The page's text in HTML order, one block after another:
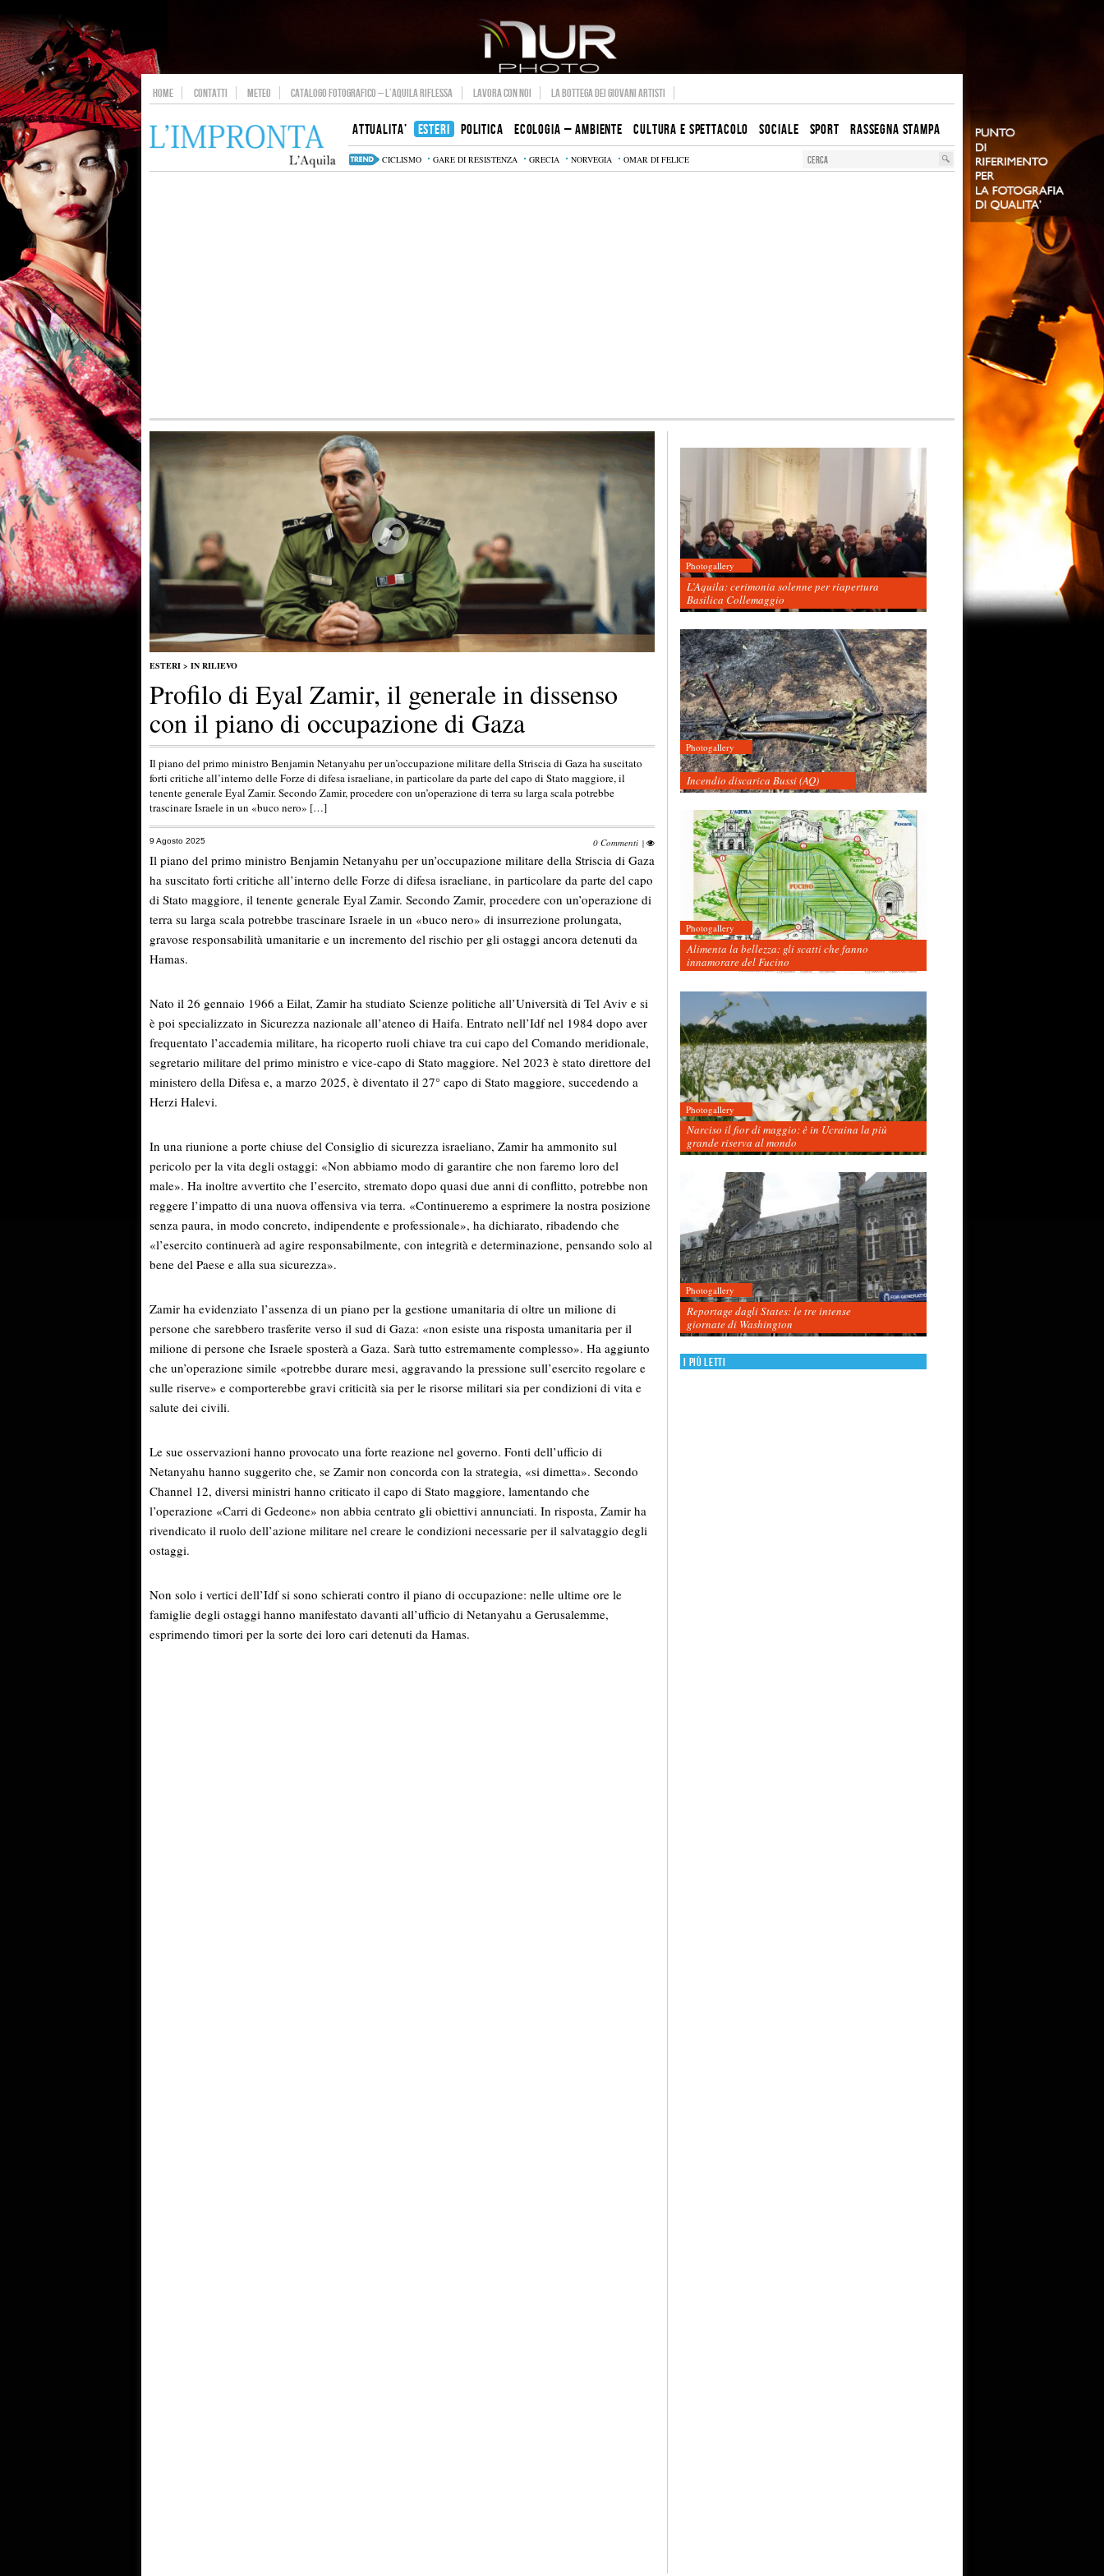
HOME CONTATTI METEO CATALOGO FOTOGRAFICO – L’AQUILA RIFLESSA LAVORA CON NOI LA BOTTEGA DEI GIOVANI ARTISTI
ATTUALITA’ ESTERI POLITICA ECOLOGIA – AMBIENTE CULTURA E SPETTACOLO SOCIALE SPORT RASSEGNA STAMPA
CICLISMO GARE DI RESISTENZA GRECIA NORVEGIA OMAR DI FELICE
ESTERI > IN RILIEVO
Profilo di Eyal Zamir, il generale in dissenso
con il piano di occupazione di Gaza
Il piano del primo ministro Benjamin Netanyahu per un’occupazione militare della Striscia di Gaza ha suscitato
forti critiche all’interno delle Forze di difesa israeliane, in particolare da parte del capo di Stato maggiore, il
tenente generale Eyal Zamir. Secondo Zamir, procedere con un’operazione di terra su larga scala potrebbe
trascinare Israele in un «buco nero» […]
9 Agosto 2025 0 Commenti |
Il piano del primo ministro Benjamin Netanyahu per un’occupazione militare della Striscia di Gaza
ha suscitato forti critiche all’interno delle Forze di difesa israeliane, in particolare da parte del capo
di Stato maggiore, il tenente generale Eyal Zamir. Secondo Zamir, procedere con un’operazione di
terra su larga scala potrebbe trascinare Israele in un «buco nero» di insurrezione prolungata,
gravose responsabilità umanitarie e un incremento del rischio per gli ostaggi ancora detenuti da
Hamas.
Nato il 26 gennaio 1966 a Eilat, Zamir ha studiato Scienze politiche all’Università di Tel Aviv e si
è poi specializzato in Sicurezza nazionale all’ateneo di Haifa. Entrato nell’Idf nel 1984 dopo aver
frequentato l’accademia militare, ha ricoperto ruoli chiave tra cui capo del Comando meridionale,
segretario militare del primo ministro e vice-capo di Stato maggiore. Nel 2023 è stato direttore del
ministero della Difesa e, a marzo 2025, è diventato il 27° capo di Stato maggiore, succedendo a
Herzi Halevi.
In una riunione a porte chiuse del Consiglio di sicurezza israeliano, Zamir ha ammonito sul
pericolo per la vita degli ostaggi: «Non abbiamo modo di garantire che non faremo loro del
male». Ha inoltre avvertito che l’esercito, stremato dopo quasi due anni di conflitto, potrebbe non
reggere l’impatto di una nuova offensiva via terra. «Continueremo a esprimere la nostra posizione
senza paura, in modo concreto, indipendente e professionale», ha dichiarato, ribadendo che
«l’esercito continuerà ad agire responsabilmente, con integrità e determinazione, pensando solo al
bene del Paese e alla sua sicurezza».
Zamir ha evidenziato l’assenza di un piano per la gestione umanitaria di oltre un milione di
persone che sarebbero trasferite verso il sud di Gaza: «non esiste una risposta umanitaria per il
milione di persone che Israele sposterà a Gaza. Sarà tutto estremamente complesso». Ha aggiunto
che un’operazione simile «potrebbe durare mesi, aggravando la pressione sull’esercito regolare e
sulle riserve» e comporterebbe gravi criticità sia per le risorse militari sia per condizioni di vita e
salute dei civili.
Le sue osservazioni hanno provocato una forte reazione nel governo. Fonti dell’ufficio di
Netanyahu hanno suggerito che, se Zamir non concorda con la strategia, «si dimetta». Secondo
Channel 12, diversi ministri hanno criticato il capo di Stato maggiore, lamentando che
l’operazione «Carri di Gedeone» non abbia centrato gli obiettivi annunciati. In risposta, Zamir ha
rivendicato il ruolo dell’azione militare nel creare le condizioni necessarie per il salvataggio degli
ostaggi.
Non solo i vertici dell’Idf si sono schierati contro il piano di occupazione: nelle ultime ore le
famiglie degli ostaggi hanno manifestato davanti all’ufficio di Netanyahu a Gerusalemme,
esprimendo timori per la sorte dei loro cari detenuti da Hamas.
Photogallery
L’Aquila: cerimonia solenne per riapertura
Basilica Collemaggio
Photogallery
Incendio discarica Bussi (AQ)
Photogallery
Alimenta la bellezza: gli scatti che fanno
innamorare del Fucino
Photogallery
Narciso il fior di maggio: è in Ucraina la più
grande riserva al mondo
Photogallery
Reportage dagli States: le tre intense
giornate di Washington
I più letti